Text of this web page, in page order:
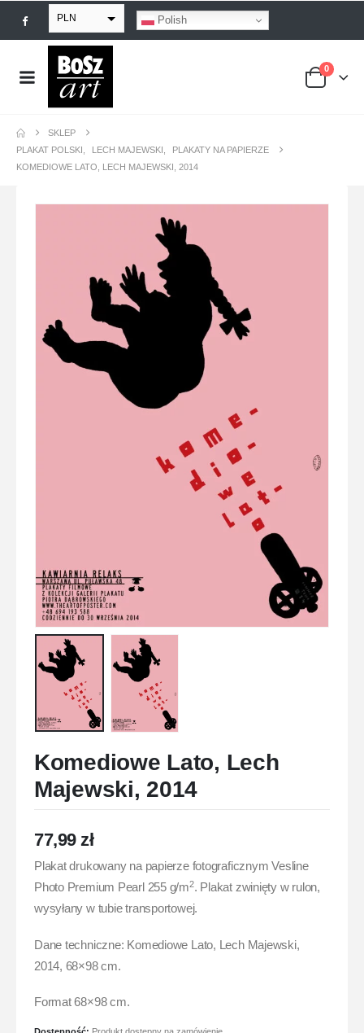
PLN
EUR
USD
Polish
0
SKLEP
PLAKAT POLSKI
LECH MAJEWSKI
PLAKATY NA PAPIERZE
KOMEDIOWE LATO, LECH MAJEWSKI, 2014
Komediowe Lato, Lech
Majewski, 2014
77,99zł
Plakat drukowany na papierze fotograficznym Vesline
Photo Premium Pearl 255 g/m2. Plakat zwinięty w rulon,
wysyłany w tubie transportowej.
Dane techniczne: Komediowe Lato, Lech Majewski,
2014, 68×98 cm.
Format 68×98 cm.